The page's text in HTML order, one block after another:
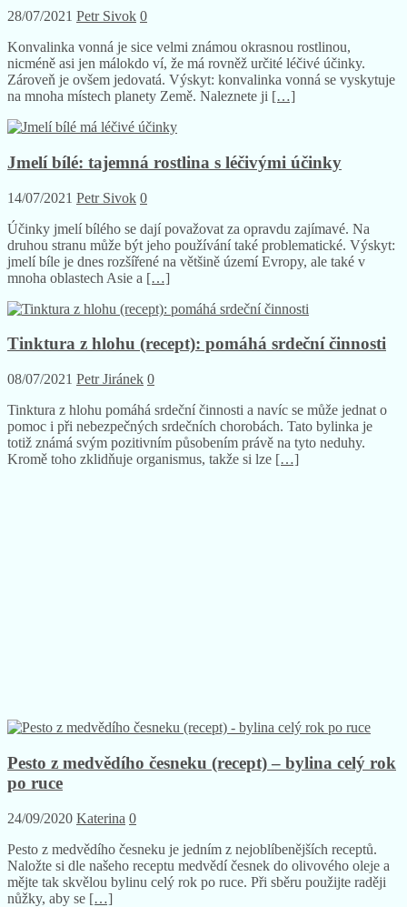
28/07/2021 Petr Sivok 0
Konvalinka vonná je sice velmi známou okrasnou rostlinou,
nicméně asi jen málokdo ví, že má rovněž určité léčivé účinky.
Zároveň je ovšem jedovatá. Výskyt: konvalinka vonná se vyskytuje
na mnoha místech planety Země. Naleznete ji […]
Jmelí bílé: tajemná rostlina s léčivými účinky
14/07/2021 Petr Sivok 0
Účinky jmelí bílého se dají považovat za opravdu zajímavé. Na
druhou stranu může být jeho používání také problematické. Výskyt:
jmelí bíle je dnes rozšířené na většině území Evropy, ale také v
mnoha oblastech Asie a […]
Tinktura z hlohu (recept): pomáhá srdeční činnosti
08/07/2021 Petr Jiránek 0
Tinktura z hlohu pomáhá srdeční činnosti a navíc se může jednat o
pomoc i při nebezpečných srdečních chorobách. Tato bylinka je
totiž známá svým pozitivním působením právě na tyto neduhy.
Kromě toho zklidňuje organismus, takže si lze […]
Pesto z medvědího česneku (recept) – bylina celý rok
po ruce
24/09/2020 Katerina 0
Pesto z medvědího česneku je jedním z nejoblíbenějších receptů.
Naložte si dle našeho receptu medvědí česnek do olivového oleje a
mějte tak skvělou bylinu celý rok po ruce. Při sběru použijte raději
nůžky, aby se […]